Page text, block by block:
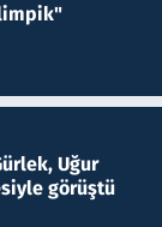
Uğur
görüştü